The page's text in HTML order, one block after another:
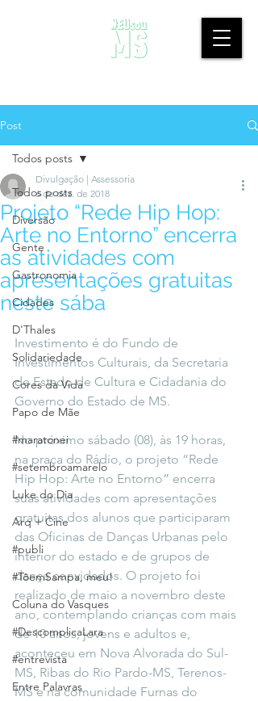
Post
Todos posts
Diversão
Gente
Gastronomia
Cidades
D'Thales
Solidariedade
Cores da Vida
Papo de Mãe
#maratonei
#setembroamarelo
Luke do Dia
Arq + Cine
#publi
#TôemSampa, meu!
Coluna do Vasques
#DescomplicaLara
#entrevista
Entre Palavras
Todos posts
Projeto “Rede Hip Hop:
Arte no Entorno” encerra
as atividades com
apresentações gratuitas
neste sába
Divulgação | Assessoria
6 de dez. de 2018
Investimento é do Fundo de
Investimentos Culturais, da Secretaria
de Estado de Cultura e Cidadania do
Governo do Estado de MS.
No próximo sábado (08), às 19 horas,
na praça do Rádio, o projeto “Rede
Hip Hop: Arte no Entorno” encerra
suas atividades com apresentações
gratuitas dos alunos que participaram
das Oficinas de Danças Urbanas pelo
interior do estado e de grupos de
dança convidados. O projeto foi
realizado de maio a novembro deste
ano, contemplando crianças com mais
de 10 anos, jovens e adultos e,
aconteceu em Nova Alvorada do Sul-
MS, Ribas do Rio Pardo-MS, Terenos-
MS e na comunidade Furnas do